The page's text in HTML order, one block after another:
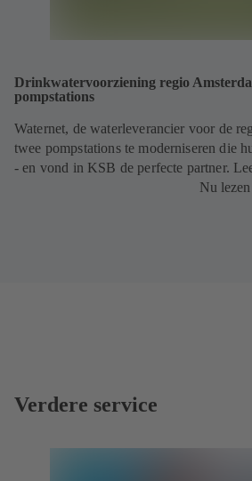
Drinkwatervoorziening regio
pompstations
Waternet, de waterleverancier voor de
twee pompstations te moderniseren die
- en vond in KSB de perfecte partner.
Nu lezen
Verdere service